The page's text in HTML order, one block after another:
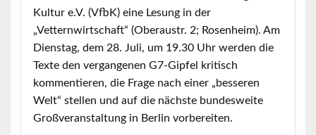
Kultur e.V. (VfbK) eine Lesung in der
„Vetternwirtschaft“ (Oberaustr. 2; Rosenheim). Am
Dienstag, dem 28. Juli, um 19.30 Uhr werden die
Texte den vergangenen G7-Gipfel kritisch
kommentieren, die Frage nach einer „besseren
Welt“ stellen und auf die nächste bundesweite
Großveranstaltung in Berlin vorbereiten.